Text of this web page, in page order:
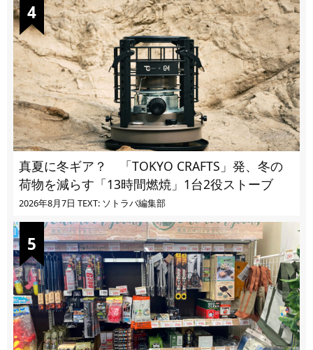
真夏に冬ギア？ 「TOKYO CRAFTS」発、冬の
荷物を減らす「13時間燃焼」1台2役ストーブ
2026年8月7日 TEXT: ソトラバ編集部